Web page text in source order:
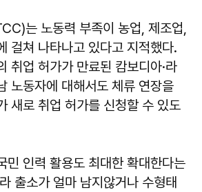
는 노동력 부족이 농업, 제조업,
걸쳐 나타나고 있다고 지적했다.
취업 허가가 만료된 캄보디아·라
노동자에 대해서도 체류 연장을
새로 취업 허가를 신청할 수 있도
민 인력 활용도 최대한 확대한다는
출소가 얼마 남지않거나 수형태